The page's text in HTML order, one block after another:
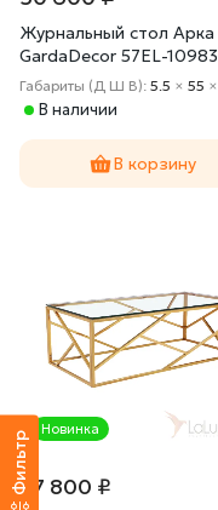
Фильтр
Журнальный стол Арка
GardaDecor 57EL-10983
Габариты (Д Ш В): 5.5 × 55 ×
В наличии
В корзину
Новинка
37 800 ₽